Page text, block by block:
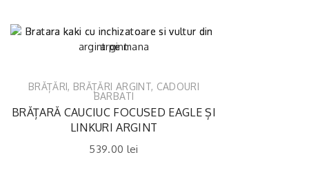
BRĂȚĂRI, BRĂȚĂRI ARGINT, CADOURI
BARBATI
BRĂȚARĂ CAUCIUC FOCUSED EAGLE ȘI
LINKURI ARGINT
539.00 lei